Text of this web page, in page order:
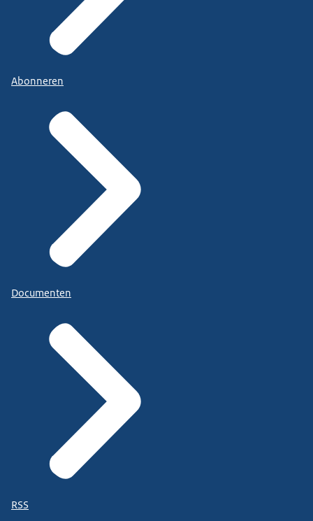
Abonneren
Documenten
RSS